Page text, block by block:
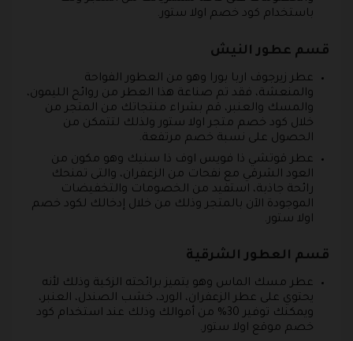
باستخدام كود خصم اولا ستور.
قسم عطور النيش
عطر زيرجوف اربا بورا وهو من العطور الفواحة
والمنعشة، فقد تم صناعة هذا العطر من روائح الليمون،
والمسك والعنبر، قم بشراء منتجاتك من المتجر من
خلال كود خصم متجر اولا ستور ولذلك لتتمكن من
الحصول على نسبة خصم مرتفعة.
عطر قوتشي ذا فويس اوف ذا سنيك وهو مكون من
العود الشرقي مع نفحات من الزعفران، والتى تمنحك
رائحة جاذبة، استفيد من الخصومات والتخفيضات
الموجودة الآن بالمتجر وذلك من خلال إدخالك لكود خصم
اولا ستور.
قسم العطور الشرقية
عطر مسك الماس وهو يتميز برائحته الزكية وذلك لأنه
يحتوي على عطر الزعفران، الورد، خشب الصندل، العنبر،
ويمكنك توفير 30% من أموالك وذلك عند استخدام كود
خصم موقع اولا ستور.